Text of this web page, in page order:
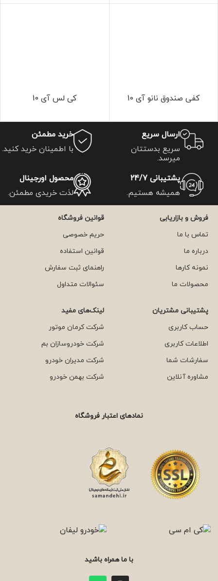
کفی صندوق نانو آی 10 کی لس آی 10
ارسال سریع
سریع بدستتان
میرسد.
خرید مطمئن
با اطمینان خرید کنید.
پشتیبانی 24/7
همیشه هستیم.
محصول اورجینال
لذت خریدی مطمئن.
فروش و بازاریابی
تماس با ما
درباره ما
نمونه کارها
محصولات ما
قوانین فروشگاه
حریم خصوصی
قوانین استفاده
راهنمای ثبت سفارش
سئوالات متداول
پشتیبانی مشتریان
حساب کاربری
اطلاعات کاربری
سفارشات شما
مشاوره آنلاین
لینک‌های مفید
شرکت کرمان موتور
شرکت خودروسازان بم
شرکت مدیران خودرو
شرکت بهمن خودرو
نمادهای اعتبار فروشگاه
با ما همراه باشید